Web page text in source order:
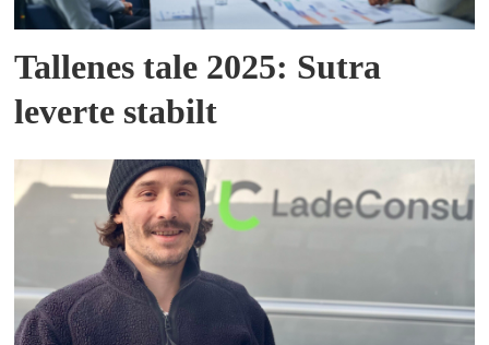
Tallenes tale 2025: Sutra
leverte stabilt